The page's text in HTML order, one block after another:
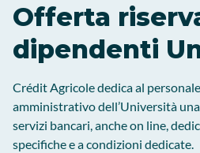
Offerta
dipendenti
Crédit Agricole dedica al
amministrativo dell’Università
servizi bancari, anche on line,
specifiche e a condizioni dedicate.